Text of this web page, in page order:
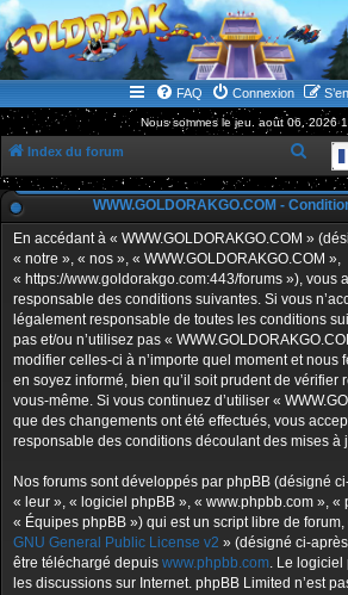
WWW.GOLDORAKGO.COM
le site de la Lune Rouge
FAQ Connexion
Nous sommes le jeu. août 06, 2026
Index du forum
e
c
h
e
r
c
e
r
WWW.GOLDORAKGO.COM -
En accédant à « WWW.GOLDORAKGO.COM »
« notre », « nos », « WWW.GOLDORAKGO.COM »,
« https://www.goldorakgo.com:443/forums »), vous
responsable des conditions suivantes. Si vous
légalement responsable de toutes les conditions
pas et/ou n’utilisez pas «
modifier celles-ci à n’importe quel moment et nous
en soyez informé, bien qu’il soit prudent de vérifier
vous-même. Si vous continuez d’utiliser «
que des changements ont été effectués, vous
responsable des conditions découlant des mises à
Nos forums sont développés par phpBB (désigné
« leur », « logiciel phpBB », « www.phpbb.com », «
« Équipes phpBB ») qui est un script libre de
GNU General Public License v2 » (désigné ci-
être téléchargé depuis www.phpbb.com. Le logiciel
les discussions sur Internet. phpBB Limited n’est